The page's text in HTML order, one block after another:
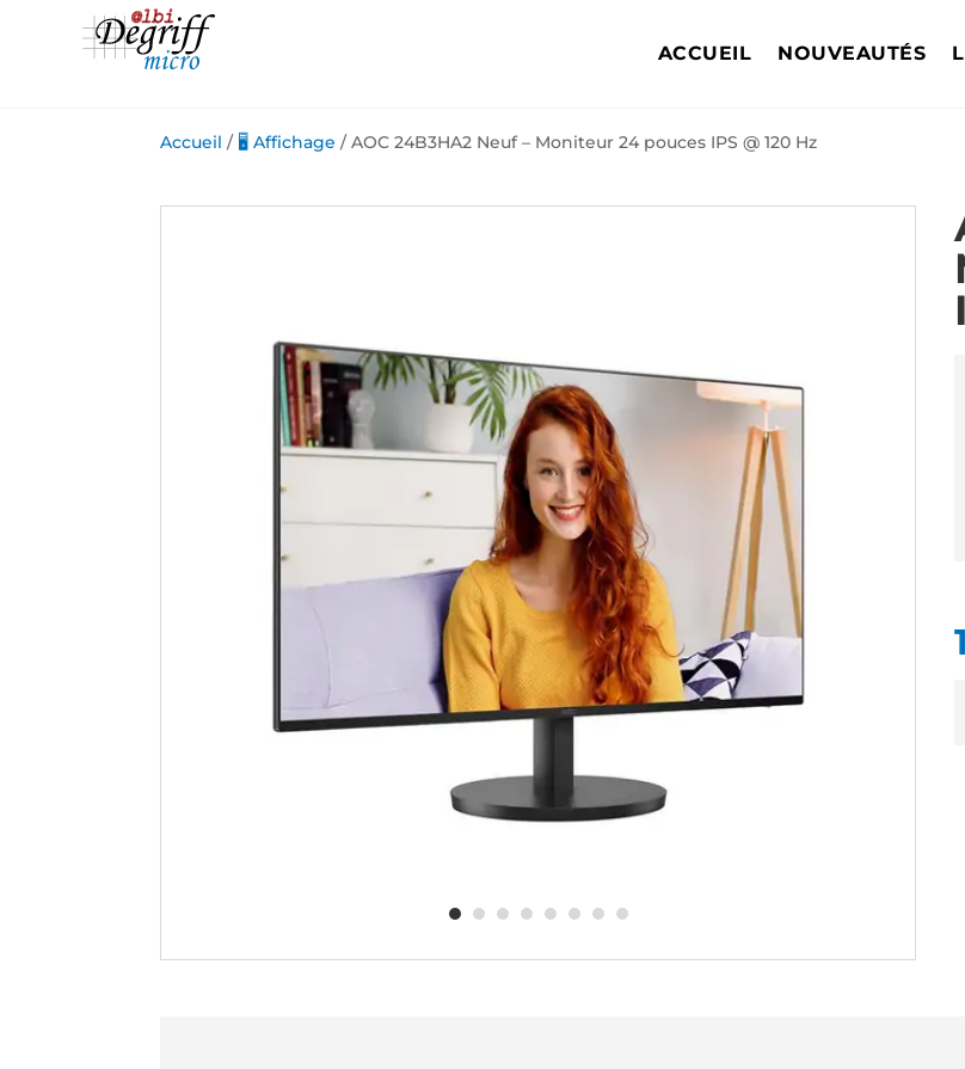
ACCUEIL NOUVEAUTÉS
Accueil / 🖥️ Affichage / AOC 24B3HA2 Neuf – Moniteur 24 pouces IPS @ 120 Hz